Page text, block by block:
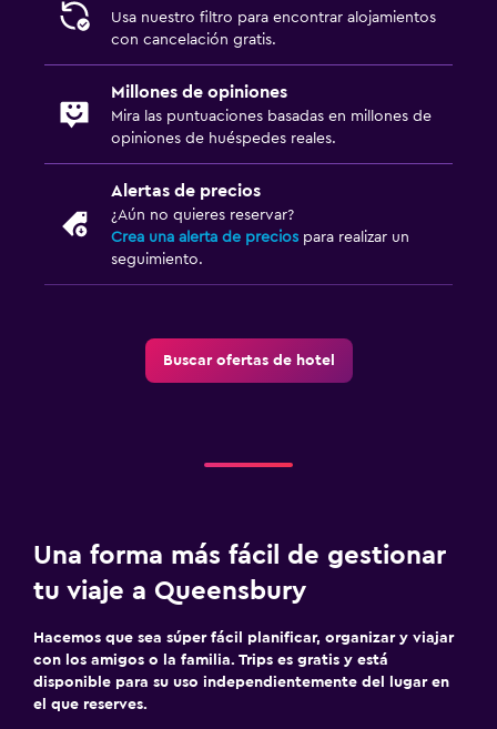
Usa nuestro filtro para encontrar alojamientos
con cancelación gratis.
Millones de opiniones
Mira las puntuaciones basadas en millones de
opiniones de huéspedes reales.
Alertas de precios
¿Aún no quieres reservar?
Crea una alerta de precios para realizar un
seguimiento.
Buscar ofertas de hotel
Una forma más fácil de gestionar
tu viaje a Queensbury
Hacemos que sea súper fácil planificar, organizar y viajar
con los amigos o la familia. Trips es gratis y está
disponible para su uso independientemente del lugar en
el que reserves.